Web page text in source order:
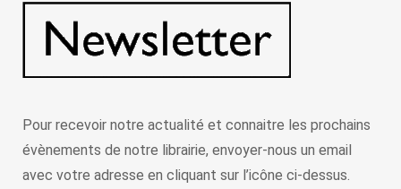
Pour recevoir notre actualité et connaitre les prochains
évènements de notre librairie, envoyer-nous un email
avec votre adresse en cliquant sur l’icône ci-dessus.